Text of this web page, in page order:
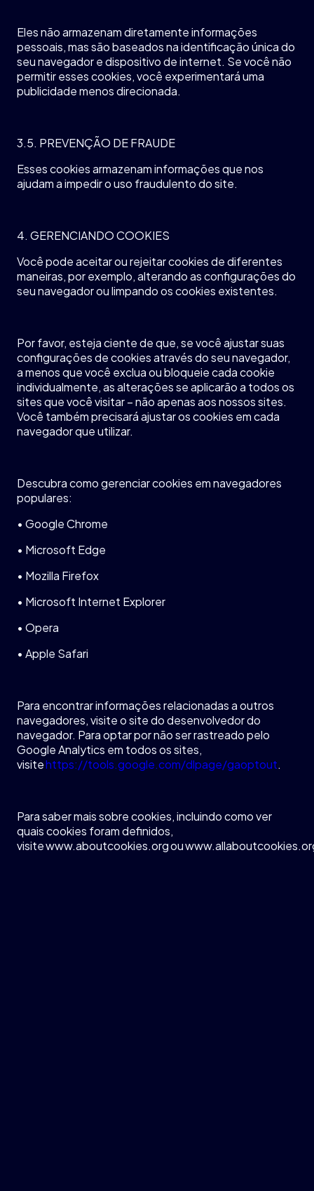
Elesnãoarmazenamdiretamenteinformações
pessoais, massãobaseadosnaidentificaçãoúnicado
seunavegadoredispositivode internet. Sevocênão
permitiresses cookies,você experimentaráuma
publicidademenosdirecionada.
3.5. PREVENÇÃO DE FRAUDE
Esses cookiesarmazenaminformaçõesquenos
ajudamaimpedirouso fraudulentodo site.
4. GERENCIANDO COOKIES
Vocêpodeaceitarourejeitarcookies dediferentes
maneiras,porexemplo,alterandoasconfiguraçõesdo
seunavegadoroulimpandooscookies existentes.
Por favor, estejacientede que, sevocêajustarsuas
configuraçõesde cookiesatravésdoseunavegador,
amenosquevocê excluaoubloqueiecadacookie
individualmente, asalteraçõesseaplicarãoa todosos
sites quevocêvisitar–nãoapenasaosnossossites.
Você tambémprecisaráajustaroscookies emcada
navegadorqueutilizar.
Descubracomogerenciarcookies emnavegadores
populares:
• Google Chrome
• Microsoft Edge
• Mozilla Firefox
• Microsoft Internet Explorer
• Opera
• Apple Safari
Para encontrarinformaçõesrelacionadasa outros
navegadores,visiteo site dodesenvolvedordo
navegador. Paraoptarpornãoserrastreadopelo
Google Analytics em todosossites,
visitehttps://tools.google.com/dlpage/gaoptout.
Para sabermaissobrecookies,incluindocomover
quais cookies foramdefinidos,
visitewww.aboutcookies.orgou